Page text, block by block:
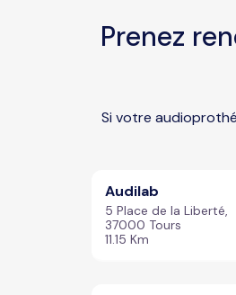
Prenez
Si votre
Audilab
5 Place de la Liberté,
37000 Tours
11.15 Km